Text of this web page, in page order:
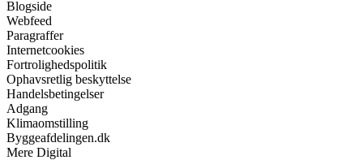
Blogside
Webfeed
Paragraffer
Internetcookies
Fortrolighedspolitik
Ophavsretlig beskyttelse
Handelsbetingelser
Adgang
Klimaomstilling
Byggeafdelingen.dk
Mere Digital